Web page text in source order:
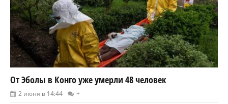
От Эболы в Конго уже умерли 48 человек
2 июня в 14:44 +